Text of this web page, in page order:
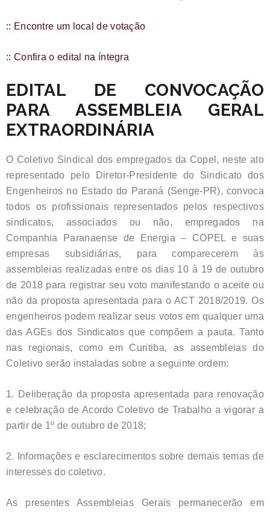
:: Encontre um local de votação
:: Confira o edital na íntegra
EDITAL DE CONVOCAÇÃO
PARA ASSEMBLEIA GERAL
EXTRAORDINÁRIA
O Coletivo Sindical dos empregados da Copel, neste ato
representado pelo Diretor-Presidente do Sindicato dos
Engenheiros no Estado do Paraná (Senge-PR), convoca
todos os profissionais representados pelos respectivos
sindicatos, associados ou não, empregados na
Companhia Paranaense de Energia – COPEL e suas
empresas subsidiárias, para comparecerem às
assembleias realizadas entre os dias 10 à 19 de outubro
de 2018 para registrar seu voto manifestando o aceite ou
não da proposta apresentada para o ACT 2018/2019. Os
engenheiros podem realizar seus votos em qualquer uma
das AGEs dos Sindicatos que compõem a pauta. Tanto
nas regionais, como em Curitiba, as assembleias do
Coletivo serão instaladas sobre a seguinte ordem:
1. Deliberação da proposta apresentada para renovação
e celebração de Acordo Coletivo de Trabalho a vigorar a
partir de 1º de outubro de 2018;
2. Informações e esclarecimentos sobre demais temas de
interesses do coletivo.
As presentes Assembleias Gerais permanecerão em